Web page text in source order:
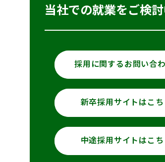
当社での就業をご検
採用に関するお問い合
新卒採用サイトはこち
中途採用サイトはこち